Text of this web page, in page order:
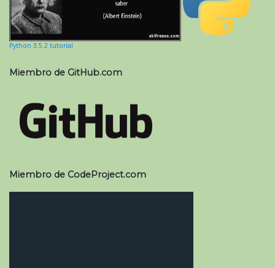
Python 3.5.2 tutorial
Miembro de GitHub.com
Miembro de CodeProject.com